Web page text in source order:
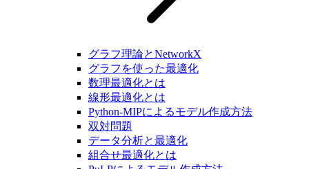
グラフ理論とNetworkX
グラフを使った最適化
数理最適化とは
線形最適化とは
Python-MIPによるモデル作成方法
双対問題
データ分析と最適化
組合せ最適化とは